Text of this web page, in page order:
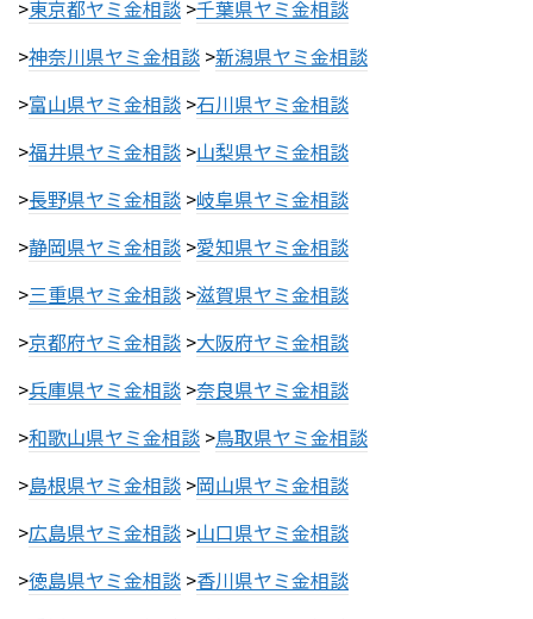
>東京都ヤミ金相談 >千葉県ヤミ金相談
>神奈川県ヤミ金相談 >新潟県ヤミ金相談
>富山県ヤミ金相談 >石川県ヤミ金相談
>福井県ヤミ金相談 >山梨県ヤミ金相談
>長野県ヤミ金相談 >岐阜県ヤミ金相談
>静岡県ヤミ金相談 >愛知県ヤミ金相談
>三重県ヤミ金相談 >滋賀県ヤミ金相談
>京都府ヤミ金相談 >大阪府ヤミ金相談
>兵庫県ヤミ金相談 >奈良県ヤミ金相談
>和歌山県ヤミ金相談 >鳥取県ヤミ金相談
>島根県ヤミ金相談 >岡山県ヤミ金相談
>広島県ヤミ金相談 >山口県ヤミ金相談
>徳島県ヤミ金相談 >香川県ヤミ金相談